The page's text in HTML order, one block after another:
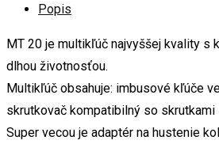
Popis
MT 20 je multikľúč najvyššej kvality s
dlhou životnosťou.
Multikľúč obsahuje: imbusové kľúče
skrutkovač kompatibilný so skrutkami
Super vecou je adaptér na hustenie